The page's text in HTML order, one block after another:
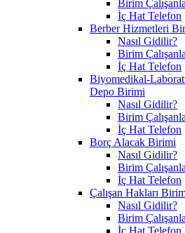
Birim
İç Hat Telefon
Berber Hizmetleri
Nasıl Gidilir?
Birim
İç Hat Telefon
Biyomedikal-
Depo Birimi
Nasıl Gidilir?
Birim
İç Hat Telefon
Borç Alacak Birimi
Nasıl Gidilir?
Birim
İç Hat Telefon
Çalışan Hakları
Nasıl Gidilir?
Birim
İç Hat Telefon